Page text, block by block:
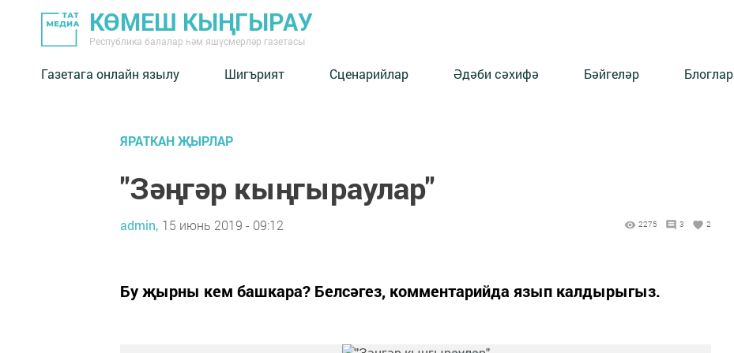
КӨМЕШ КЫҢГЫРАУ
Республика балалар һәм яшүсмерләр газетасы
Газетага онлайн язылу Шигърият Сценарийлар Әдәби сәхифә Бәйгеләр Блоглар
ЯРАТКАН ҖЫРЛАР
"Зәңгәр кыңгыраулар"
admin, 15 июнь 2019 - 09:12 2275 3 2
Бу җырны кем башкара? Белсәгез, комментарийда язып калдырыгыз.